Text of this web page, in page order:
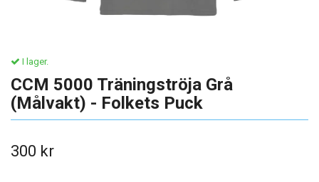
I lager.
CCM 5000 Träningströja Grå
(Målvakt) - Folkets Puck
300 kr